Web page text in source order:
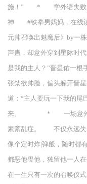
施！” * 学外语失败的
神 #铁拳男妈妈，在
元帅召唤出魅魔后》by
声蛊，却意外穿到星际
是我的主人？”晋星佑
张禁欲帅脸，偏头躲开
道：“主人要玩一下我的
来。 * 一场意外，让
素紊乱症。 不仅永远失
像个定时炸|弹般，随时
都恶他畏他，独留他一人
在一生只有一次的召唤仪